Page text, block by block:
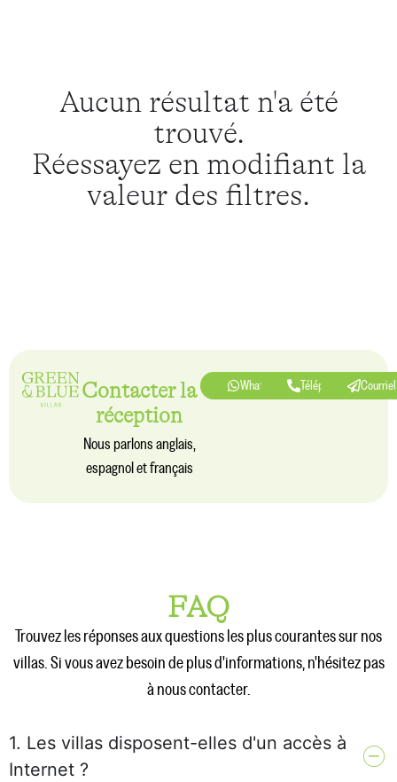
Aucun résultat n'a été
trouvé.
Réessayez en modifiant la
valeur des filtres.
Contacter la
réception
Nous parlons anglais,
espagnol et français
Whatsapp Téléphone Courriel
FAQ
Trouvez les réponses aux questions les plus courantes sur nos
villas. Si vous avez besoin de plus d'informations, n'hésitez pas
à nous contacter.
1. Les villas disposent-elles d'un accès à
Internet ?